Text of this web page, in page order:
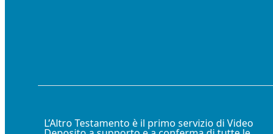
L’Altro Testamento è il primo servizio di Video